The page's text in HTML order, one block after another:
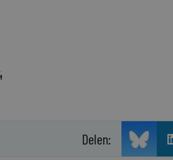
Delen: